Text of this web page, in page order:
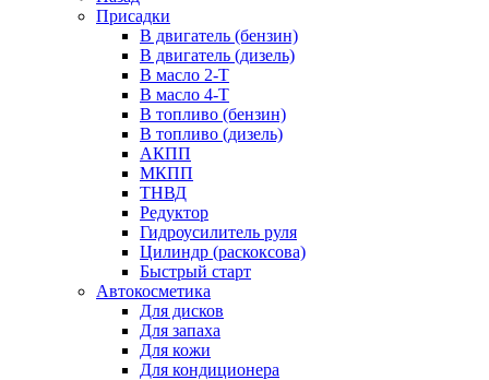
Присадки
В двигатель (бензин)
В двигатель (дизель)
В масло 2-Т
В масло 4-Т
В топливо (бензин)
В топливо (дизель)
АКПП
МКПП
ТНВД
Редуктор
Гидроусилитель руля
Цилиндр (раскоксова)
Быстрый старт
Автокосметика
Для дисков
Для запаха
Для кожи
Для кондиционера